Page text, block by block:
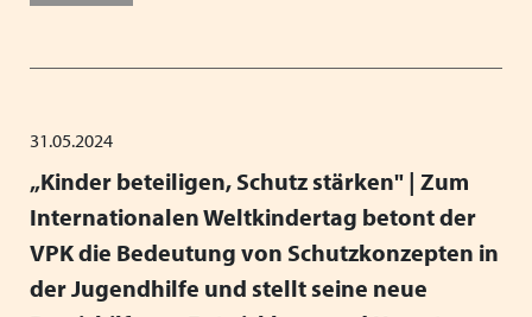
31.05.2024
„Kinder beteiligen, Schutz stärken" | Zum
Internationalen Weltkindertag betont der
VPK die Bedeutung von Schutzkonzepten in
der Jugendhilfe und stellt seine neue